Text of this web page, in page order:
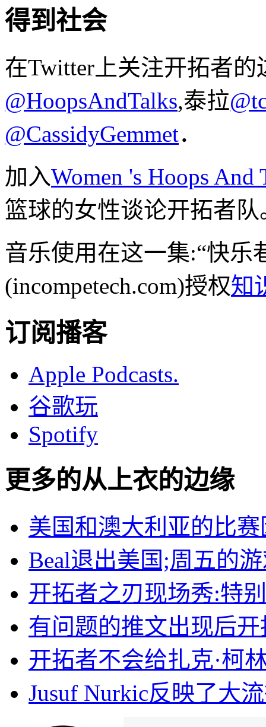
得到社会
在Twitter上关注开拓者的
@HoopsAndTalks,泰拉
@CassidyGemmet．
加入Women 's Hoops And
篮球的女性谈论开拓者队
音乐使用在这一集:“快乐
(incompetech.com)授权知
订阅播客
Apple Podcasts.
谷歌玩
Spotify
更多的从上衣的边缘
美国和澳大利亚的比
Beal退出美国;周五的
开拓者之刃现场秀:特
有问题的推文出现后
开拓者不会给扎克·柯
Jusuf Nurkic反映了大